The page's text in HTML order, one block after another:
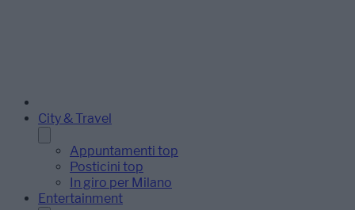
City & Travel
Appuntamenti top
Posticini top
In giro per Milano
Entertainment